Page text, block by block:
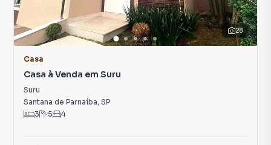
28
Casa
Casa à Venda em Suru
Suru
Santana de Parnaíba, SP
3
5 4